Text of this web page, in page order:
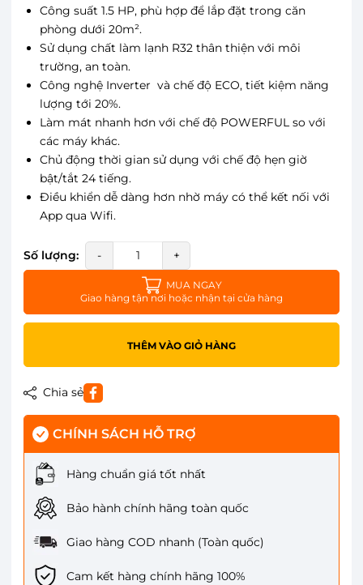
Công suất 1.5 HP, phù hợp để lắp đặt trong căn
phòng dưới 20m².
Sử dụng chất làm lạnh R32 thân thiện với môi
trường, an toàn.
Công nghệ Inverter và chế độ ECO, tiết kiệm năng
lượng tới 20%.
Làm mát nhanh hơn với chế độ POWERFUL so với
các máy khác.
Chủ động thời gian sử dụng với chế độ hẹn giờ
bật/tắt 24 tiếng.
Điều khiển dễ dàng hơn nhờ máy có thể kết nối với
App qua Wifi.
Số lượng: - +
MUA NGAY
Giao hàng tận nơi hoặc nhận tại cửa hàng
THÊM VÀO GIỎ HÀNG
Chia sẻ
CHÍNH SÁCH HỖ TRỢ
Hàng chuẩn giá tốt nhất
Bảo hành chính hãng toàn quốc
Giao hàng COD nhanh (Toàn quốc)
Cam kết hàng chính hãng 100%